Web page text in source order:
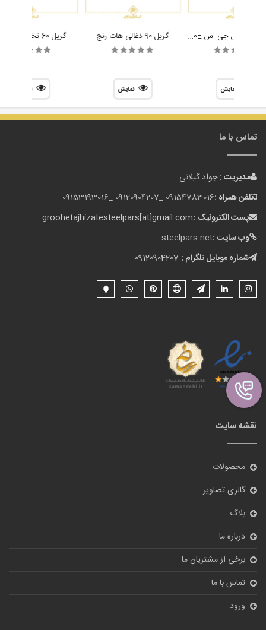
گریل رو میزی اس جی اس SGS 7050E
نمایش
گریل 90 ذغالی هات رنج
نمایش
گریل 60 تخت هات رنج
تماس با ما
مدیریت :جواد گیلانی
تلفن همراه :09154783016 _
09120904207 _
09153193016
پست الکترونیک :groohetajhizatesteelpars[at]gmail.com
وب سایت :steelpars.net
شماره موبایل تلگرام :
نقشه سایت
محصولات
گالری تصاویر
بلاگ
درباره ما
برخی از مشتریان ما
تماس با ما
ورود